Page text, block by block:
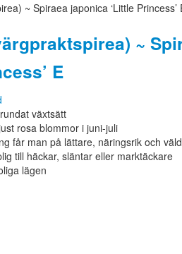
~ Spiraea japonica ‘Little Princess’
~
E
växtsätt
rosa blommor i juni-juli
får man på lättare, näringsrik och
till häckar, släntar eller marktäckare
lägen